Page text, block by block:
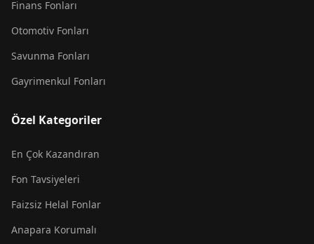
Finans Fonları
Otomotiv Fonları
Savunma Fonları
Gayrimenkul Fonları
Özel Kategoriler
En Çok Kazandıran
Fon Tavsiyeleri
Faizsiz Helal Fonlar
Anapara Korumalı